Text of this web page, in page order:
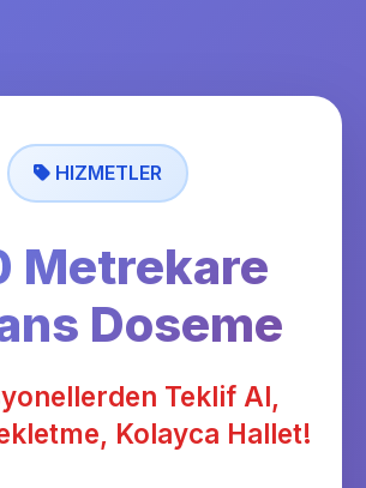
HIZMETLER
Metrekare
Doseme
Teklif Al,
Kolayca Hallet!